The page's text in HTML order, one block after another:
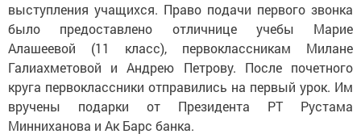
выступления учащихся. Право подачи первого звонка
было предоставлено отличнице учебы Марие
Алашеевой (11 класс), первоклассникам Милане
Галиахметовой и Андрею Петрову. После почетного
круга первоклассники отправились на первый урок. Им
вручены подарки от Президента РТ Рустама
Минниханова и Ак Барс банка.